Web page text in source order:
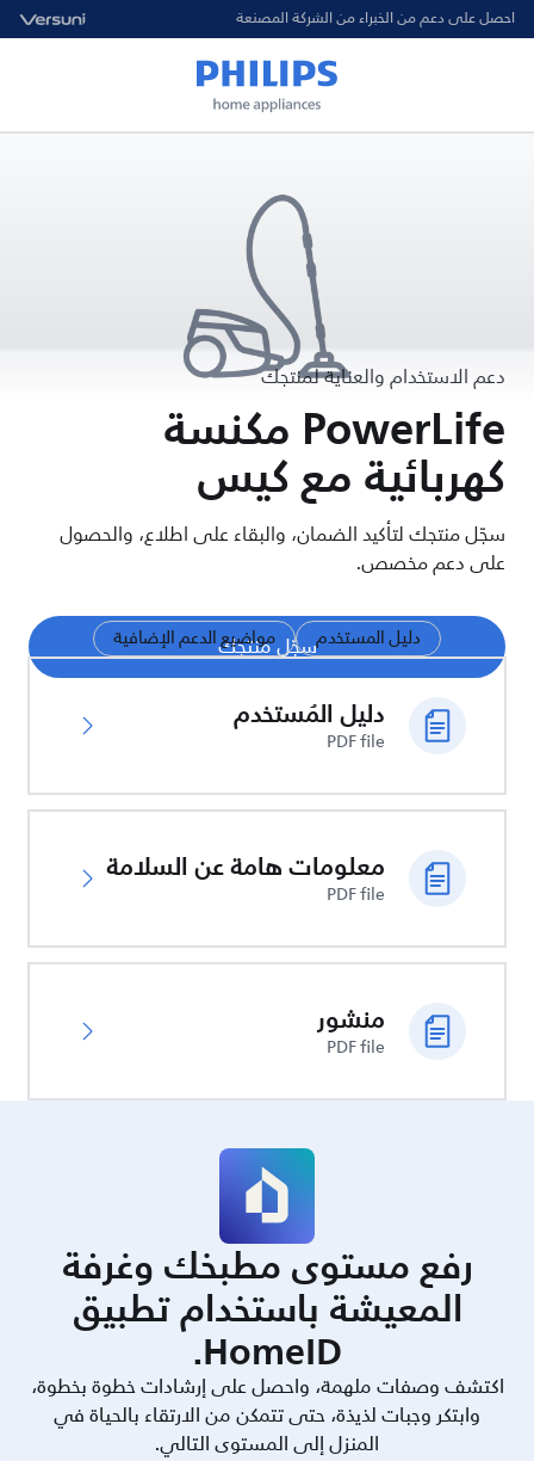
احصل على دعم من الخبراء من الشركة المصنعة
دعم الاستخدام والعناية لمنتجك
PowerLife مكنسة
كهربائية مع كيس
سجّل منتجك لتأكيد الضمان، والبقاء على اطلاع، والحصول
على دعم مخصص.
سجّل منتجكدليل المستخدم مواضيع الدعم الإضافية
دليل المُستخدم
PDF file
معلومات هامة عن السلامة
PDF file
منشور
PDF file
رفع مستوى مطبخك وغرفة
المعيشة باستخدام تطبيق
HomeID.
اكتشف وصفات ملهمة، واحصل على إرشادات خطوة بخطوة،
وابتكر وجبات لذيذة، حتى تتمكن من الارتقاء بالحياة في
المنزل إلى المستوى التالي.